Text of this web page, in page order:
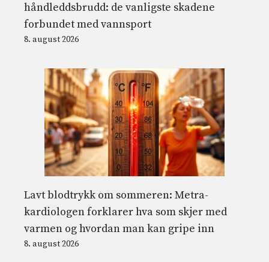
håndleddsbrudd: de vanligste skadene
forbundet med vannsport
8. august 2026
Lavt blodtrykk om sommeren: Metra-
kardiologen forklarer hva som skjer med
varmen og hvordan man kan gripe inn
8. august 2026